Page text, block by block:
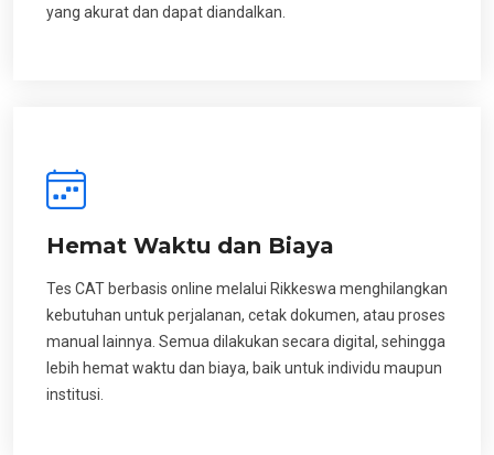
yang akurat dan dapat diandalkan.
Hemat Waktu dan Biaya
Tes CAT berbasis online melalui Rikkeswa menghilangkan
kebutuhan untuk perjalanan, cetak dokumen, atau proses
manual lainnya. Semua dilakukan secara digital, sehingga
lebih hemat waktu dan biaya, baik untuk individu maupun
institusi.